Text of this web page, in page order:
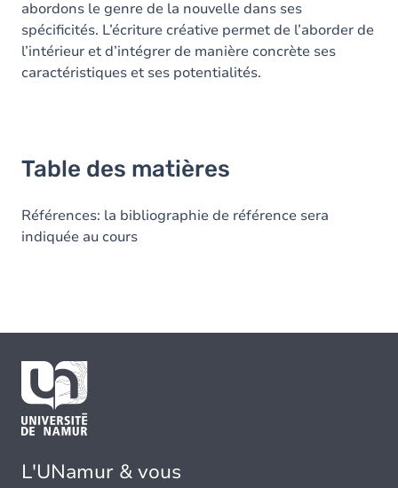
abordons le genre de la nouvelle dans ses
spécificités. L’écriture créative permet de l’aborder de
l’intérieur et d’intégrer de manière concrète ses
caractéristiques et ses potentialités.
Table des matières
Références: la bibliographie de référence sera
indiquée au cours
L'UNamur & vous